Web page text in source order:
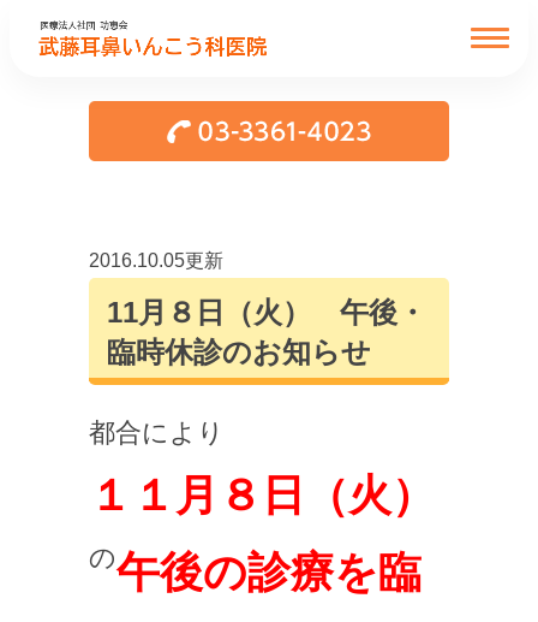
2016.10.05更新
11月８日（火） 午後・
臨時休診のお知らせ
都合により
１１月８日（火）
の午後の診療を臨